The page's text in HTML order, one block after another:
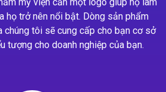
họ trở nên nổi bật. Dòng sản phẩm
chúng tôi sẽ cung cấp cho bạn cơ sở
tượng cho doanh nghiệp của bạn.